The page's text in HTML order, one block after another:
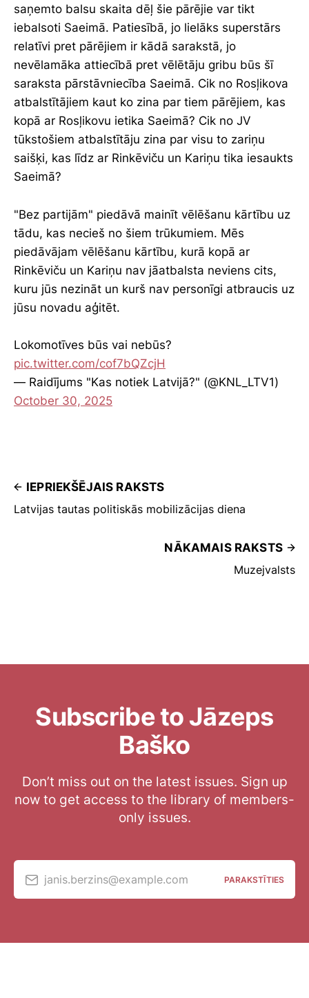
saņemto balsu skaita dēļ šie pārējie var tikt
iebalsoti Saeimā. Patiesībā, jo lielāks superstārs
relatīvi pret pārējiem ir kādā sarakstā, jo
nevēlamāka attiecībā pret vēlētāju gribu būs šī
saraksta pārstāvniecība Saeimā. Cik no Rosļikova
atbalstītājiem kaut ko zina par tiem pārējiem, kas
kopā ar Rosļikovu ietika Saeimā? Cik no JV
tūkstošiem atbalstītāju zina par visu to zariņu
saišķi, kas līdz ar Rinkēviču un Kariņu tika iesaukts
Saeimā?
"Bez partijām" piedāvā mainīt vēlēšanu kārtību uz
tādu, kas necieš no šiem trūkumiem. Mēs
piedāvājam vēlēšanu kārtību, kurā kopā ar
Rinkēviču un Kariņu nav jāatbalsta neviens cits,
kuru jūs nezināt un kurš nav personīgi atbraucis uz
jūsu novadu aģitēt.
Lokomotīves būs vai nebūs?
pic.twitter.com/cof7bQZcjH
— Raidījums "Kas notiek Latvijā?" (@KNL_LTV1)
October 30, 2025
IEPRIEKŠĒJAIS RAKSTS
Latvijas tautas politiskās mobilizācijas diena
NĀKAMAIS RAKSTS
Muzejvalsts
Subscribe to Jāzeps
Baško
Don’t miss out on the latest issues. Sign up
now to get access to the library of members-
only issues.
janis.berzins@example.com PARAKSTĪTIES